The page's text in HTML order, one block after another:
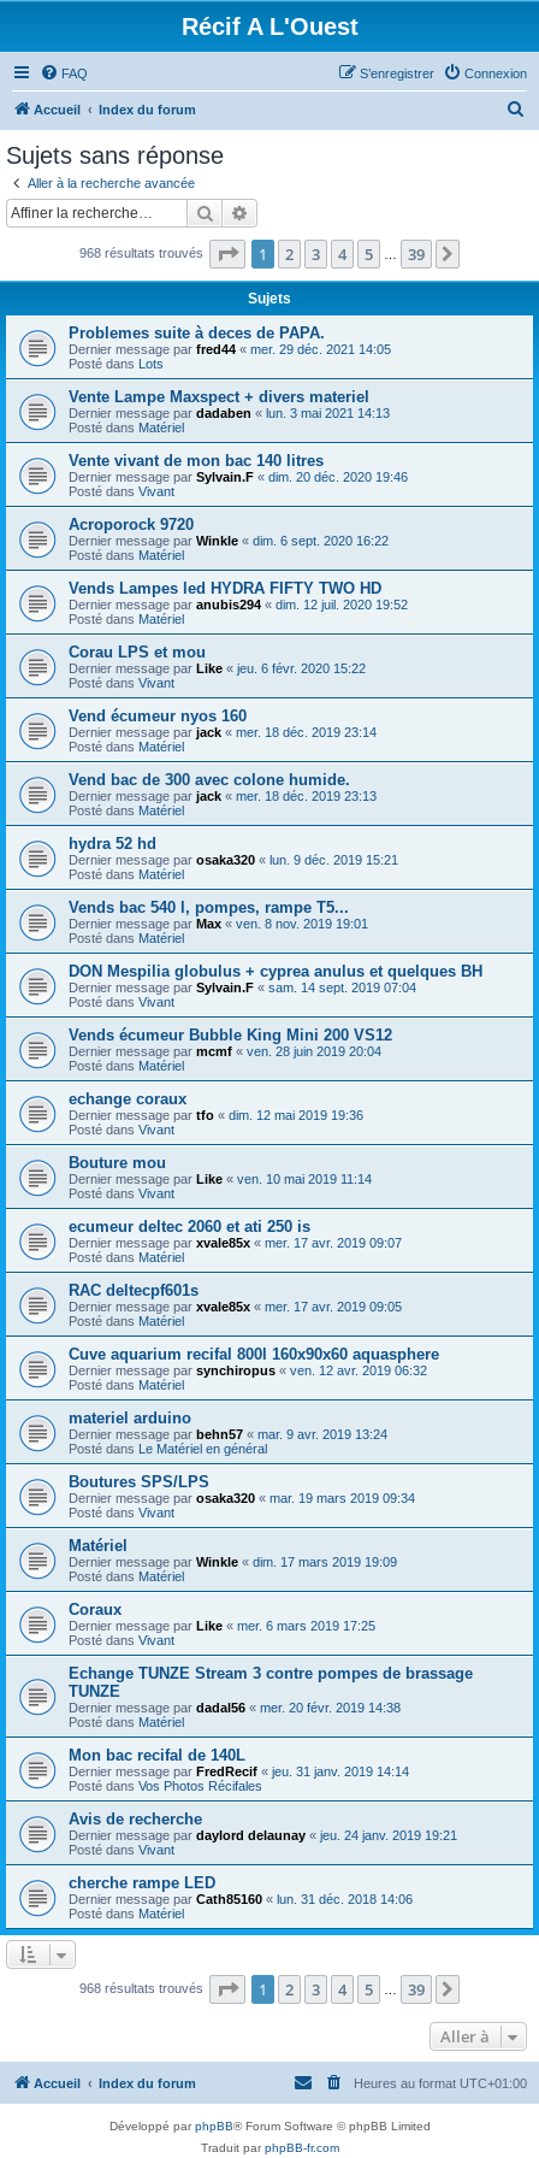
Récif A L'Ouest
FAQ Connexion
S’enregistrer
Accueil Index du forum
c
Sujets sans réponse
Aller à la recherche avancée
Rechercher
968 résultats trouvés Page 1sur39
1 2 3 4 5 39
Sujets
Problemes suite à deces de PAPA.
Dernier message par fred44 « mer. 29 déc. 2021 14:05
Posté dans Lots
Vente Lampe Maxspect + divers materiel
Dernier message par dadaben « lun. 3 mai 2021 14:13
Posté dans Matériel
Vente vivant de mon bac 140 litres
Dernier message par Sylvain.F « dim. 20 déc. 2020 19:46
Posté dans Vivant
Acroporock 9720
Dernier message par Winkle « dim. 6 sept. 2020 16:22
Posté dans Matériel
Vends Lampes led HYDRA FIFTY TWO HD
Dernier message par anubis294 « dim. 12 juil. 2020 19:52
Posté dans Matériel
Corau LPS et mou
Dernier message par Like « jeu. 6 févr. 2020 15:22
Posté dans Vivant
Vend écumeur nyos 160
Dernier message par jack « mer. 18 déc. 2019 23:14
Posté dans Matériel
Vend bac de 300 avec colone humide.
Dernier message par jack « mer. 18 déc. 2019 23:13
Posté dans Matériel
hydra 52 hd
Dernier message par osaka320 « lun. 9 déc. 2019 15:21
Posté dans Matériel
Vends bac 540 l, pompes, rampe T5...
Dernier message par Max « ven. 8 nov. 2019 19:01
Posté dans Matériel
DON Mespilia globulus + cyprea anulus et quelques BH
Dernier message par Sylvain.F « sam. 14 sept. 2019 07:04
Posté dans Vivant
Vends écumeur Bubble King Mini 200 VS12
Dernier message par mcmf « ven. 28 juin 2019 20:04
Posté dans Matériel
echange coraux
Dernier message par tfo « dim. 12 mai 2019 19:36
Posté dans Vivant
Bouture mou
Dernier message par Like « ven. 10 mai 2019 11:14
Posté dans Vivant
ecumeur deltec 2060 et ati 250 is
Dernier message par xvale85x « mer. 17 avr. 2019 09:07
Posté dans Matériel
RAC deltecpf601s
Dernier message par xvale85x « mer. 17 avr. 2019 09:05
Posté dans Matériel
Cuve aquarium recifal 800l 160x90x60 aquasphere
Dernier message par synchiropus « ven. 12 avr. 2019 06:32
Posté dans Matériel
materiel arduino
Dernier message par behn57 « mar. 9 avr. 2019 13:24
Posté dans Le Matériel en général
Boutures SPS/LPS
Dernier message par osaka320 « mar. 19 mars 2019 09:34
Posté dans Vivant
Matériel
Dernier message par Winkle « dim. 17 mars 2019 19:09
Posté dans Matériel
Coraux
Dernier message par Like « mer. 6 mars 2019 17:25
Posté dans Vivant
Echange TUNZE Stream 3 contre pompes de brassage
TUNZE
Dernier message par dadal56 « mer. 20 févr. 2019 14:38
Posté dans Matériel
Mon bac recifal de 140L
Dernier message par FredRecif « jeu. 31 janv. 2019 14:14
Posté dans Vos Photos Récifales
Avis de recherche
Dernier message par daylord delaunay « jeu. 24 janv. 2019 19:21
Posté dans Vivant
cherche rampe LED
Dernier message par Cath85160 « lun. 31 déc. 2018 14:06
Posté dans Matériel
968 résultats trouvés Page 1sur39
1 2 3 4 5 39
Aller à
Accueil Index du forum Heures au format UTC+01:00
Développé parphpBB® Forum Software © phpBB Limited
Traduit parphpBB-fr.com